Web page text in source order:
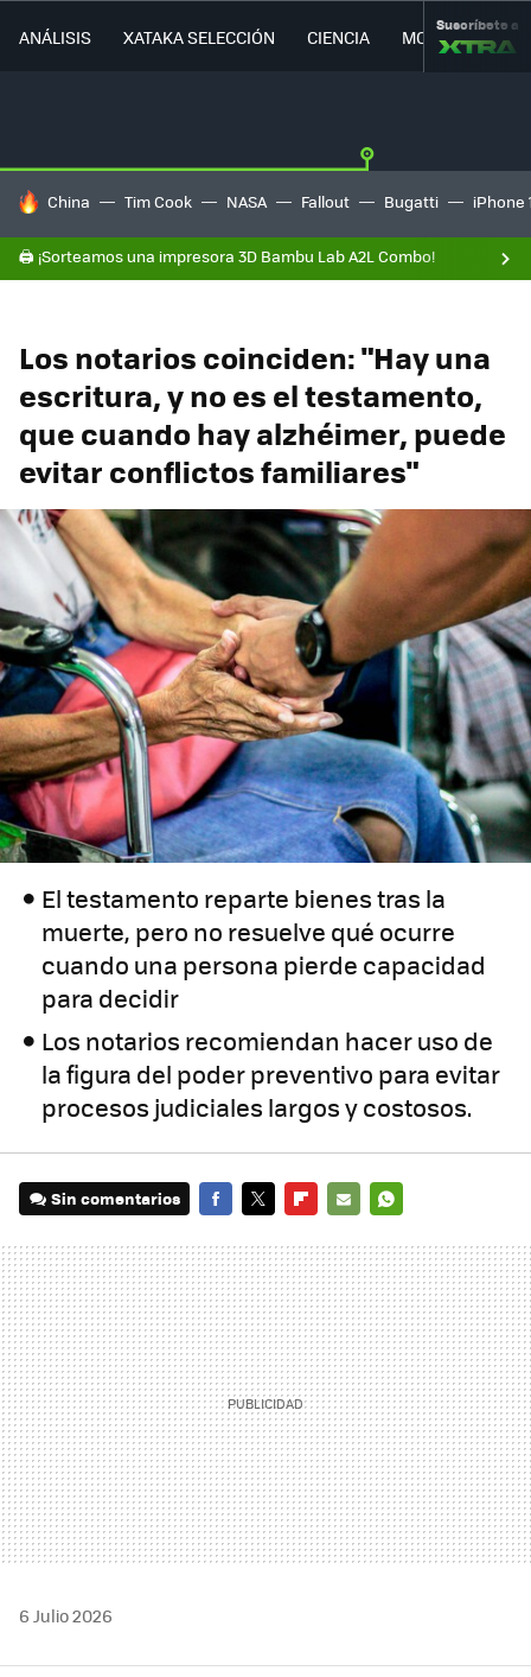
ANÁLISIS XATAKA SELECCIÓN CIENCIA MOVILIDAD
Suscríbete a
HOY SE HABLA DE
China Tim Cook NASA Fallout Bugatti iPhone
🖨️ ¡Sorteamos una impresora 3D Bambu Lab A2L Combo!
Los notarios coinciden: "Hay una
escritura, y no es el testamento,
que cuando hay alzhéimer, puede
evitar conflictos familiares"
El testamento reparte bienes tras la
muerte, pero no resuelve qué ocurre
cuando una persona pierde capacidad
para decidir
Los notarios recomiendan hacer uso de
la figura del poder preventivo para evitar
procesos judiciales largos y costosos.
Sin comentarios
MAIL
6 Julio 2026